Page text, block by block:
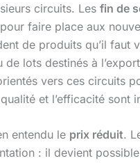
circuits. Les fin de
faire place aux
de produits qu’il
de lots destinés à
vers ces circuits
et l’efficacité sont
entendu le prix réduit.
: il devient